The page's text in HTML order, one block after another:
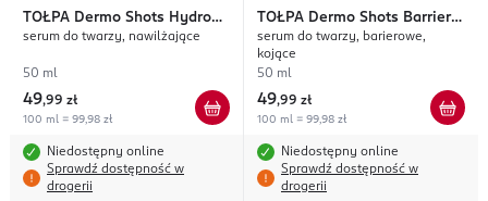
TOŁPA Dermo Shots Hydro
Surge
serum do twarzy, nawilżające
50 ml
49,99 zł
100 ml = 99,98 zł
Niedostępny online
Sprawdź dostępność w
drogerii
TOŁPA Dermo Shots Barrier
Rescue
serum do twarzy, barierowe,
kojące
50 ml
49,99 zł
100 ml = 99,98 zł
Niedostępny online
Sprawdź dostępność w
drogerii